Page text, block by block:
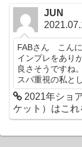
JUN
FABさん こんに
インプレをあり
良さそうですね
スパ重視の私と
2021年ショ
ケット）はこれ